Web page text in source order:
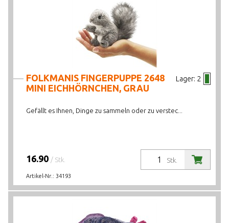
Lager: 2
FOLKMANIS FINGERPUPPE 2648
MINI EICHHÖRNCHEN, GRAU
Gefällt es Ihnen, Dinge zu sammeln oder zu verstec...
Stk.
16.90 / Stk.
Artikel-Nr.: 34193